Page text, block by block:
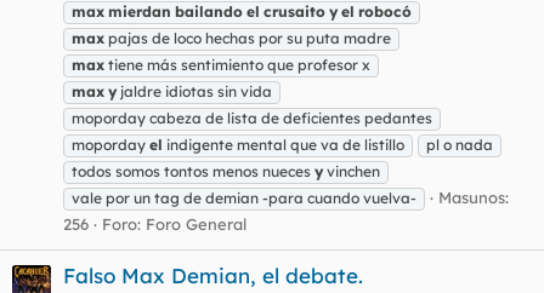
max mierdan bailando el crusaito y el robocó
max pajas de loco hechas por su puta madre
max tiene más sentimiento que profesor x
max y jaldre idiotas sin vida
moporday cabeza de lista de deficientes pedantes
moporday el indigente mental que va de listillo
pl o nada
todos somos tontos menos nueces y vinchen
vale por un tag de demian -para cuando vuelva-
Masunos:
256
Foro: Foro General
Falso Max Demian, el debate.